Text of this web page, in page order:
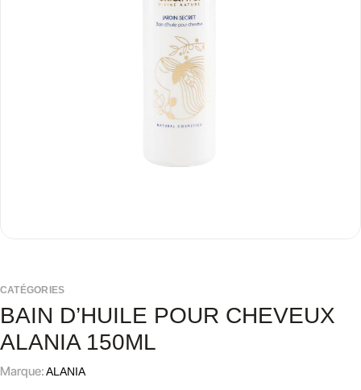
CATÉGORIES
BAIN D’HUILE POUR CHEVEUX
ALANIA 150ML
Marque:ALANIA